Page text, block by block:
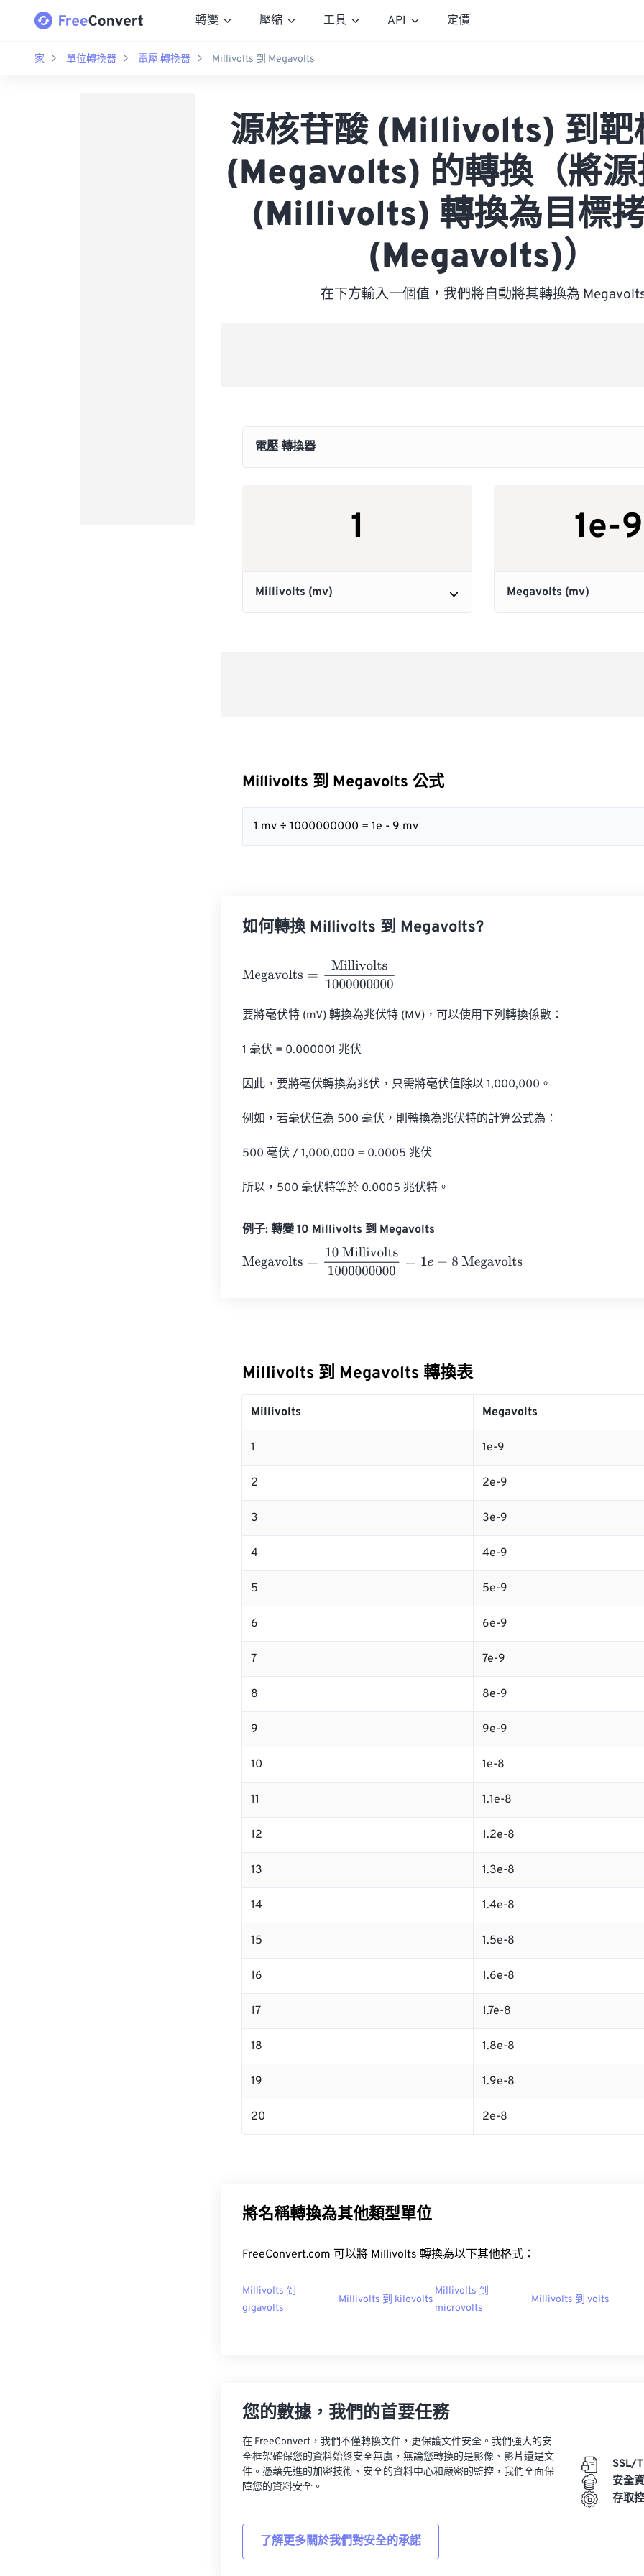
轉變 壓縮 工具 API 定價
家 單位轉換器 電壓 轉換器 Millivolts 到 Megavolts
源核苷酸 (Millivolts) 到靶
(Megavolts) 的轉換（將
(Millivolts) 轉換為目標
(Megavolts)）
在下方輸入一個值，我們將自動將其轉換為
Millivolts 到 Megavolts 公式
1 mv ÷ 1000000000 = 1e - 9 mv
如何轉換 Millivolts 到 Megavolts?
Megavolts Millivolts1000000000
要將毫伏特 (mV) 轉換為兆伏特 (MV)，可以使用下列轉換係數：
1 毫伏 = 0.000001 兆伏
因此，要將毫伏轉換為兆伏，只需將毫伏值除以 1,000,000。
例如，若毫伏值為 500 毫伏，則轉換為兆伏特的計算公式為：
500 毫伏 / 1,000,000 = 0.0005 兆伏
所以，500 毫伏特等於 0.0005 兆伏特。
例子: 轉變 10 Millivolts 到 Megavolts
Megavolts
10 Millivolts1000000000 -8 Megavolts
Millivolts 到 Megavolts 轉換表
Millivolts Megavolts
1 1e-9
2 2e-9
3 3e-9
4 4e-9
5 5e-9
6 6e-9
7 7e-9
8 8e-9
9 9e-9
10 1e-8
11 1.1e-8
12 1.2e-8
13 1.3e-8
14 1.4e-8
15 1.5e-8
16 1.6e-8
17 1.7e-8
18 1.8e-8
19 1.9e-8
20 2e-8
將名稱轉換為其他類型單位
FreeConvert.com 可以將 Millivolts 轉換為以下其他格式：
Millivolts 到
gigavolts
Millivolts 到 kilovolts
Millivolts 到
microvolts
Millivolts 到 volts
您的數據，我們的首要任務
在 FreeConvert，我們不僅轉換文件，更保護文件安全。我們強大的安
全框架確保您的資料始終安全無虞，無論您轉換的是影像、影片還是文
件。憑藉先進的加密技術、安全的資料中心和嚴密的監控，我們全面保
障您的資料安全。
了解更多關於我們對安全的承諾
SSL/
安全
存取